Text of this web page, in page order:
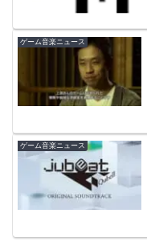
ゲーム音楽ニュース
ゲーム音楽ニュース